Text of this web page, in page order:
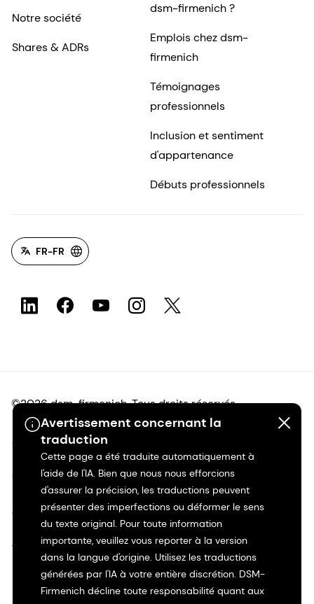
Avertissement concernant la
traduction
Cette page a été traduite automatiquement à
l'aide de l'IA. Bien que nous nous efforcions
d'assurer la précision, les traductions peuvent
présenter des imperfections ou déformer le sens
du texte original. Pour toute information
importante, veuillez vous reporter à la version
dans la langue d'origine. Utilisez les traductions
générées par l'IA à votre entière discrétion. DSM-
Firmenich décline toute responsabilité quant aux
Notre société
Shares & ADRs
dsm-firmenich ?
Emplois chez dsm-
firmenich
Témoignages
professionnels
Inclusion et sentiment
d'appartenance
Débuts professionnels
FR-FR
©2026 dsm-firmenich. Tous droits réservés.
Avis de confidentialité
Conditions d'utilisation
Conditions d'utilisation
Transparence en Californie
Déclaration d'accessibilité